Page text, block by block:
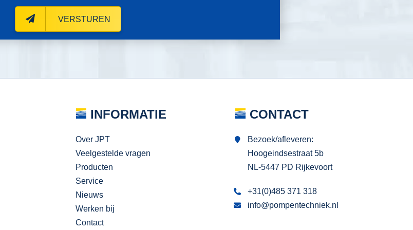
VERSTUREN
INFORMATIE
Over JPT
Veelgestelde vragen
Producten
Service
Nieuws
Werken bij
Contact
CONTACT
Bezoek/afleveren:
Hoogeindsestraat 5b
NL-5447 PD Rijkevoort
+31(0)485 371 318
info@pompentechniek.nl